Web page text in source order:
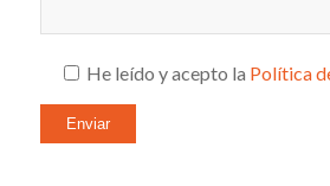
He leído y acepto la Política